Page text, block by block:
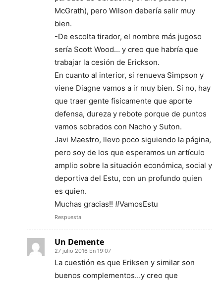
McGrath), pero Wilson debería salir muy
bien.
-De escolta tirador, el nombre más jugoso
sería Scott Wood… y creo que habría que
trabajar la cesión de Erickson.
En cuanto al interior, si renueva Simpson y
viene Diagne vamos a ir muy bien. Si no, hay
que traer gente físicamente que aporte
defensa, dureza y rebote porque de puntos
vamos sobrados con Nacho y Suton.
Javi Maestro, llevo poco siguiendo la página,
pero soy de los que esperamos un artículo
amplio sobre la situación económica, social y
deportiva del Estu, con un profundo quien
es quien.
Muchas gracias!! #VamosEstu
Respuesta
Un Demente
27 julio 2016 En 19:07
La cuestión es que Eriksen y similar son
buenos complementos…y creo que